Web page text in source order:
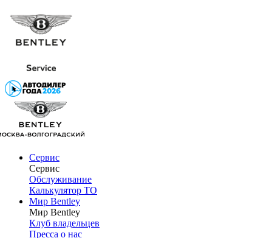
Сервис
Сервис
Обслуживание
Калькулятор ТО
Мир Bentley
Мир Bentley
Клуб владельцев
Пресса о нас